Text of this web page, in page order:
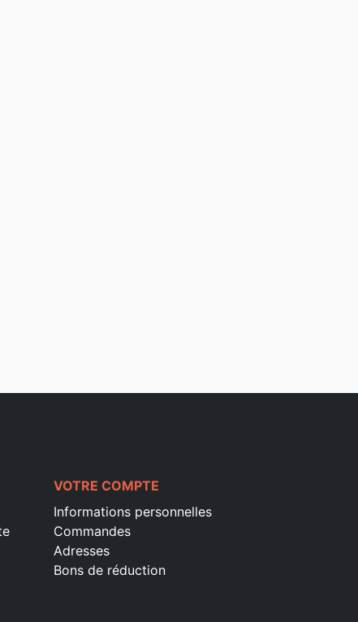
VOTRE COMPTE
Informations personnelles
Commandes
Adresses
Bons de réduction